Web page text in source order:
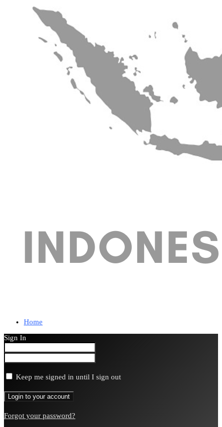
Home
Sign In
Keep me signed in until I sign out
Forgot your password?